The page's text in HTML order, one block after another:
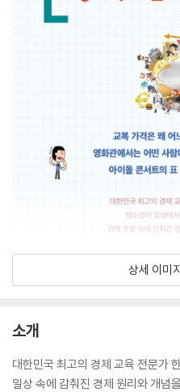
상세 이미
소개
대한민국 최고의 경제 교육 전문가
일상 속에 감춰진 경제 원리와 개념